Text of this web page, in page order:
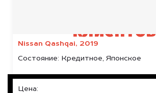
Nissan Qashqai, 2019
Состояние: Кредитное, Японское
Цена:
клиентов